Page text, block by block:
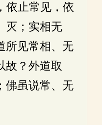
止常见，依
灭；实相无
所见常相、无
故？外道取
佛虽说常、无